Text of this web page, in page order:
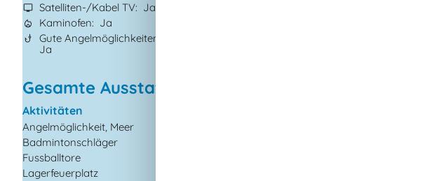
Satelliten-/Kabel TV
Ja
Kaminofen
Ja
Gute Angelmöglichkeiten
Ja
Gesamte Ausstattung
Aktivitäten
Angelmöglichkeit, Meer
Badmintonschläger
Fussballtore
Lagerfeuerplatz